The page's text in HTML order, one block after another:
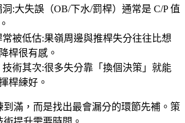
:大失誤（OB/下水/罰桿）通常是 C/P 值
常被低估:果嶺周邊與推桿失分往往比想
桿很有感。
術其次:很多失分靠「換個決策」就能
桿練好。
到滿，而是找出最會漏分的環節先補。策